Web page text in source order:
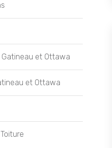
et Ottawa
et Ottawa